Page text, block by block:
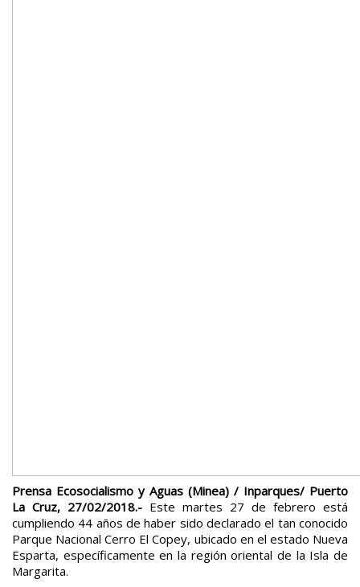
Prensa Ecosocialismo y Aguas (Minea) / Inparques/ Puerto
La Cruz, 27/02/2018.- Este martes 27 de febrero está
cumpliendo 44 años de haber sido declarado el tan conocido
Parque Nacional Cerro El Copey, ubicado en el estado Nueva
Esparta, específicamente en la región oriental de la Isla de
Margarita.